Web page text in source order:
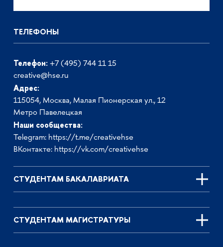
ТЕЛЕФОНЫ
Телефон: +7 (495) 744 11 15
creative@hse.ru
Адрес:
115054, Москва, Малая Пионерская ул., 12
Метро Павелецкая
Наши сообщества:
Telegram: https://t.me/creativehse
ВКонтакте: https://vk.com/creativehse
СТУДЕНТАМ БАКАЛАВРИАТА
СТУДЕНТАМ МАГИСТРАТУРЫ